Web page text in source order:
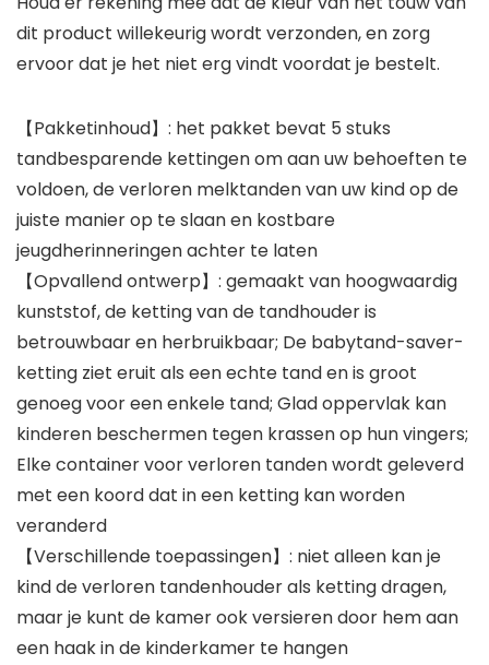
dit product willekeurig wordt verzonden, en zorg
ervoor dat je het niet erg vindt voordat je bestelt.
【Pakketinhoud】: het pakket bevat 5 stuks
tandbesparende kettingen om aan uw behoeften te
voldoen, de verloren melktanden van uw kind op de
juiste manier op te slaan en kostbare
jeugdherinneringen achter te laten
【Opvallend ontwerp】: gemaakt van hoogwaardig
kunststof, de ketting van de tandhouder is
betrouwbaar en herbruikbaar; De babytand-saver-
ketting ziet eruit als een echte tand en is groot
genoeg voor een enkele tand; Glad oppervlak kan
kinderen beschermen tegen krassen op hun vingers;
Elke container voor verloren tanden wordt geleverd
met een koord dat in een ketting kan worden
veranderd
【Verschillende toepassingen】: niet alleen kan je
kind de verloren tandenhouder als ketting dragen,
maar je kunt de kamer ook versieren door hem aan
een haak in de kinderkamer te hangen